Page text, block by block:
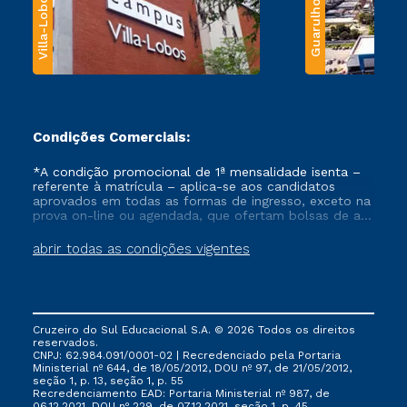
Villa-Lobos Guarulhos
Condições Comerciais:
abrir todas as condições vigentes
*A condição promocional de 1ª mensalidade isenta –
referente à matrícula – aplica-se aos candidatos
aprovados em todas as formas de ingresso, exceto na
prova on-line ou agendada, que ofertam bolsas de até
vigente, que ainda não tenham efetivado e/ou não
tenham cancelado ou trancado sua matrícula em uma
via FIES, Prouni e outros programas governamentais, e
não se acumula com nenhuma outra campanha
ofertada pela Instituição.
Cruzeiro do Sul Educacional S.A. © 2026 Todos os direitos
reservados.
CNPJ: 62.984.091/0001-02 | Recredenciado pela Portaria
Ministerial nº 644, de 18/05/2012, DOU nº 97, de 21/05/2012,
seção 1, p. 13, seção 1, p. 55
Recredenciamento EAD: Portaria Ministerial nº 987, de